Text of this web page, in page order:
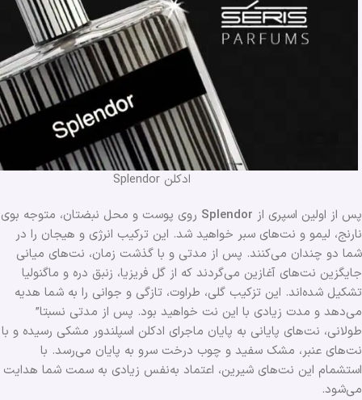
ادکلن Splendor
پس از اولین اسپری از Splendor روی پوست و محل نبضتان، متوجه بوی
نارنج، لیمو و نت‌های سبر خواهید شد. این ترکیب انرژی و هیجان را در
شما دو چندان می‌کنند. پس از مدتی و با گذشت زمان، نت‌های میانی
جایگزین نت‌های آغازین می‌گردند که از گل فریزیا، زنبق دره و ماگنولیا
تشکیل شده‌اند. این تزکیب گلی، طراوت، تازگی و جوانی را به شما هدیه
می‌دهد و مدت زیادی با این نت خواهید بود. پس از مدتی نسبتا”
طولانی، نت‌های پایانی به پایان ماجرای ادکلن اسپلندور مشکی رسیده و با
نت‌های عنبر، مشک سفید و چوب درخت سرو به پایان می‌رسد. با
استشمام این نت‌های شیرین، اعتماد به‌نفس زیادی به سمت شما هدایت
می‌شود.